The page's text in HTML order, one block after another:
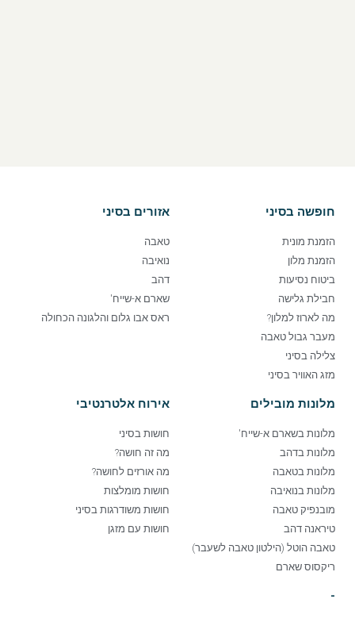
חופשה בסיני
הזמנת מונית
הזמנת מלון
ביטוח נסיעות
חבילת גלישה
מה לארוז למלון?
מעבר גבול טאבה
צלילה בסיני
מזג האוויר בסיני
אזורים בסיני
טאבה
נואיבה
דהב
שארם א-שייח'
ראס אבו גלום והלגונה הכחולה
מלונות מובילים
מלונות בשארם א-שייח'
מלונות בדהב
מלונות בטאבה
מלונות בנואיבה
מובנפיק טאבה
טיראנה דהב
טאבה הוטל (הילטון טאבה לשעבר)
ריקסוס שארם
אירוח אלטרנטיבי
חושות בסיני
מה זה חושה?
מה אורזים לחושה?
חושות מומלצות
חושות משודרגות בסיני
חושות עם מזגן
-